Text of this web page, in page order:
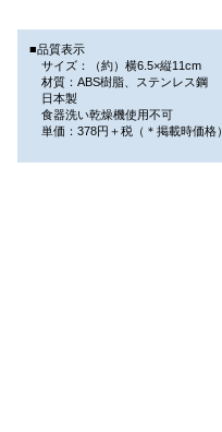
■品質表示
サイズ：（約）横6.5×縦11cm
材質：ABS樹脂、ステンレス鋼
日本製
食器洗い乾燥機使用不可
単価：378円＋税（＊掲載時価格